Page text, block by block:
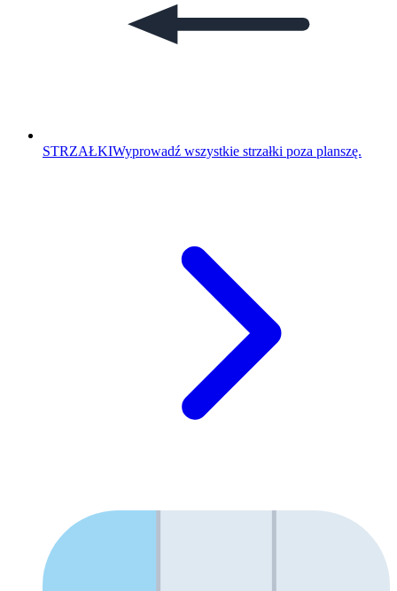
STRZAŁKIWyprowadź wszystkie strzałki poza planszę.